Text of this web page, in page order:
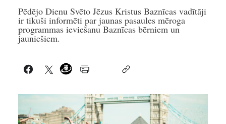
Pēdējo Dienu Svēto Jēzus Kristus Baznīcas vadītāji
ir tikuši informēti par jaunas pasaules mēroga
programmas ieviešanu Baznīcas bērniem un
jauniešiem.